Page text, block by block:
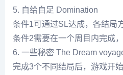
5. 自给自足 Domination
条件1可通过SL达成，各结局
条件2需要在一个周目内完成
6. 一些秘密 The Dream
完成3个不同结局后，游戏开